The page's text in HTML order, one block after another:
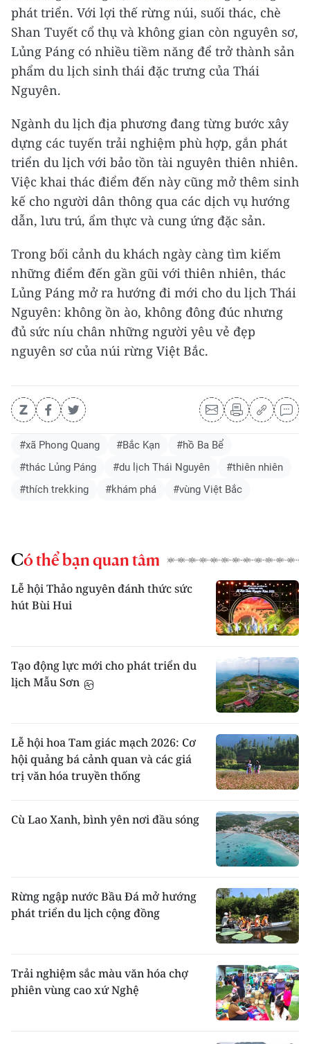
phát triển. Với lợi thế rừng núi, suối thác, chè
Shan Tuyết cổ thụ và không gian còn nguyên sơ,
Lủng Páng có nhiều tiềm năng để trở thành sản
phẩm du lịch sinh thái đặc trưng của Thái
Nguyên.
Ngành du lịch địa phương đang từng bước xây
dựng các tuyến trải nghiệm phù hợp, gắn phát
triển du lịch với bảo tồn tài nguyên thiên nhiên.
Việc khai thác điểm đến này cũng mở thêm sinh
kế cho người dân thông qua các dịch vụ hướng
dẫn, lưu trú, ẩm thực và cung ứng đặc sản.
Trong bối cảnh du khách ngày càng tìm kiếm
những điểm đến gần gũi với thiên nhiên, thác
Lủng Páng mở ra hướng đi mới cho du lịch Thái
Nguyên: không ồn ào, không đông đúc nhưng
đủ sức níu chân những người yêu vẻ đẹp
nguyên sơ của núi rừng Việt Bắc.
#xã Phong Quang #Bắc Kạn
#hồ Ba Bể
#thác Lủng Páng
#du lịch Thái Nguyên
#thiên nhiên
#thích trekking
#khám phá #vùng Việt Bắc
Có thể bạn quan tâm
Lễ hội Thảo nguyên đánh thức sức
hút Bùi Hui
Tạo động lực mới cho phát triển du
lịch Mẫu Sơn
Lễ hội hoa Tam giác mạch 2026: Cơ
hội quảng bá cảnh quan và các giá
trị văn hóa truyền thống
Cù Lao Xanh, bình yên nơi đầu sóng
Rừng ngập nước Bầu Đá mở hướng
phát triển du lịch cộng đồng
Trải nghiệm sắc màu văn hóa chợ
phiên vùng cao xứ Nghệ